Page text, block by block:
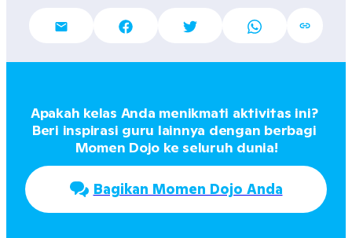
Apakah kelas Anda menikmati aktivitas ini?
Beri inspirasi guru lainnya dengan berbagi
Momen Dojo ke seluruh dunia!
Bagikan Momen Dojo Anda